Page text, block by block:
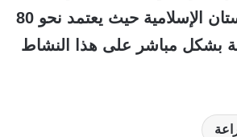
الركيزة الأساسية لإنتاج البطاطا في جمهورية أفغانستان الإسلامية حيث يعتمد نحو 80
البالغ عددهم 500 ألف نسمة بشكل مباشر على هذا النشاط